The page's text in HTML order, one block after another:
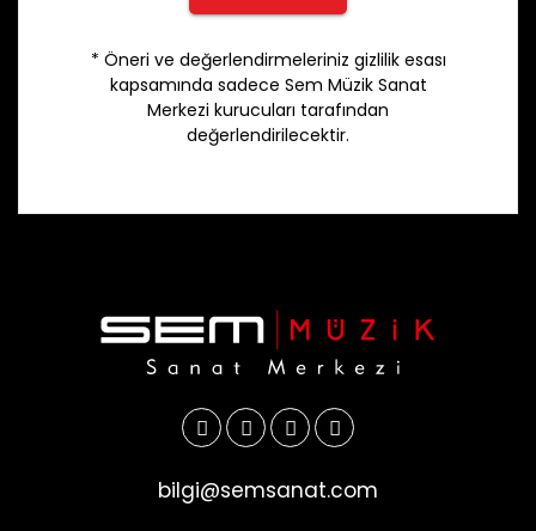
* Öneri ve değerlendirmeleriniz gizlilik esası
kapsamında sadece Sem Müzik Sanat
Merkezi kurucuları tarafından
değerlendirilecektir.
bilgi@semsanat.com